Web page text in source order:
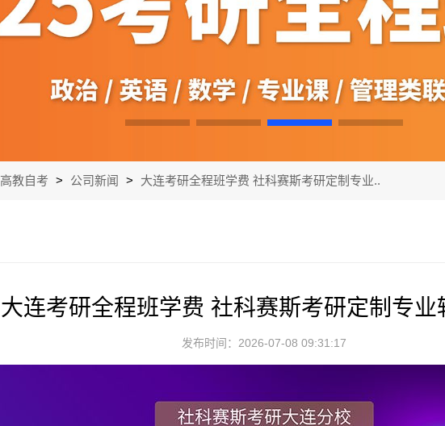
高教自考 > 公司新闻 > 大连考研全程班学费 社科赛斯考研定制专业..
大连考研全程班学费 社科赛斯考研定制专业
发布时间：2026-07-08 09:31:17